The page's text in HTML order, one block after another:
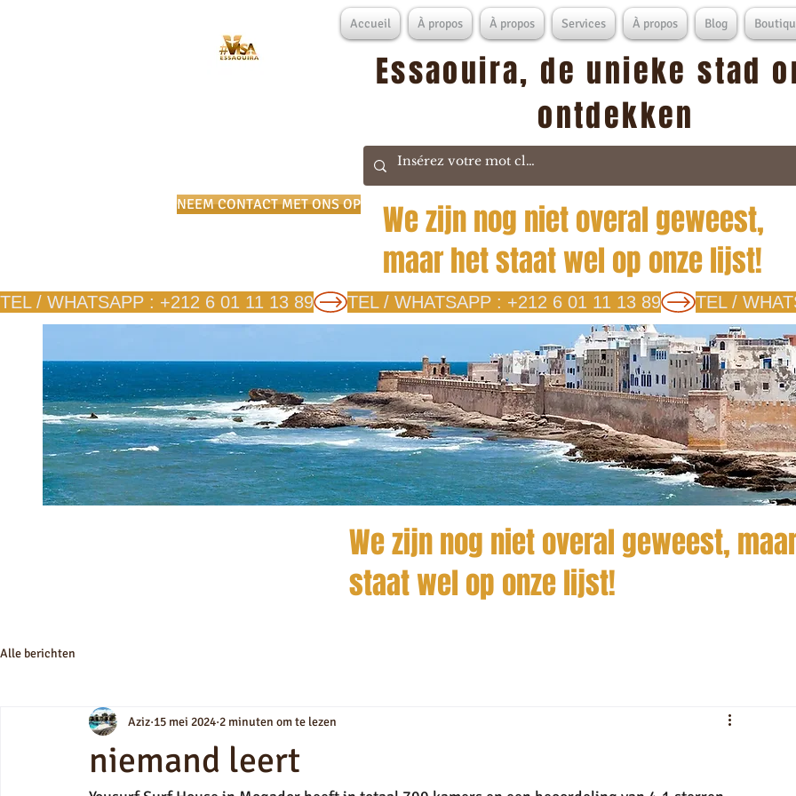
Accueil À propos À propos Services À propos Blog
Essaouira, de unieke stad
ontdekken
NEEM CONTACT MET ONS OP
We zijn nog niet overal geweest,
maar het staat wel op onze lijst!
TEL / WHATSAPP : +212 6 01 11 13 89
We zijn nog niet overal geweest,
staat wel op onze lijst!
Alle berichten
niemand leert
Aziz 15 mei 2024 2 minuten om te lezen